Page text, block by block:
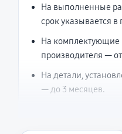
На выполненные
срок указывается
На комплектующие
производителя —
На детали,
— до 3 месяцев.